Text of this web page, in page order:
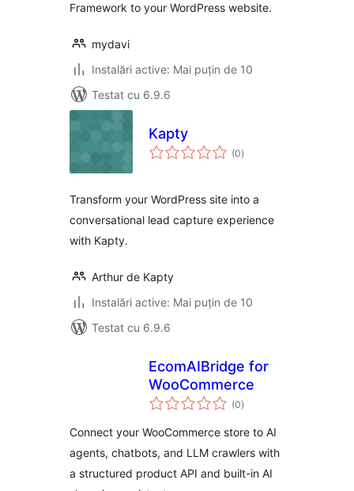
Framework to your WordPress website.
mydavi
Instalări active: Mai puțin de 10
Testat cu 6.9.6
Kapty
(0total
aprecieri
)
Transform your WordPress site into a
conversational lead capture experience
with Kapty.
Arthur de Kapty
Instalări active: Mai puțin de 10
Testat cu 6.9.6
EcomAIBridge for
WooCommerce
(0total
aprecieri
)
Connect your WooCommerce store to AI
agents, chatbots, and LLM crawlers with
a structured product API and built-in AI